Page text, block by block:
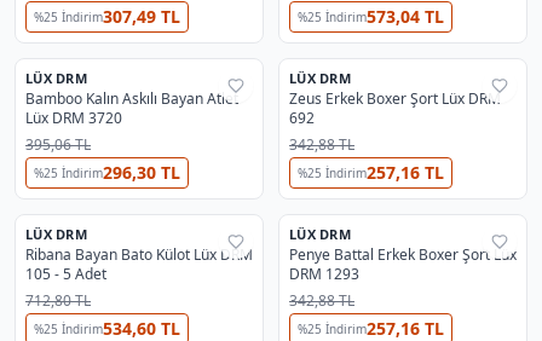
%25 İndirim307,49 TL %25 İndirim573,04 TL
%25
2
LÜX DRM
Bamboo Kalın Askılı Bayan Atlet
Lüx DRM 3720
395,06 TL
%25 İndirim296,30 TL
%25
3
LÜX DRM
Zeus Erkek Boxer Şort Lüx DRM
692
342,88 TL
%25 İndirim257,16 TL
%35
LÜX DRM
Ribana Bayan Bato Külot Lüx DRM
105 - 5 Adet
712,80 TL
%25 İndirim534,60 TL
%25
LÜX DRM
Penye Battal Erkek Boxer Şort Lüx
DRM 1293
342,88 TL
%25 İndirim257,16 TL